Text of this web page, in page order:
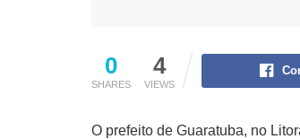
0
SHARES
4
VIEWS
O prefeito de Guaratuba, no